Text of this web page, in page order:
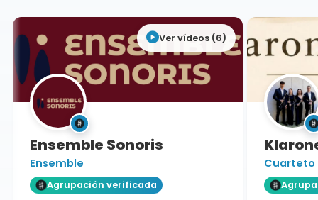
Ver vídeos (6)
Ensemble Sonoris
Ensemble
Agrupación verificada
Cuarteto